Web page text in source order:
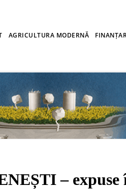
AGRICULTURA MODERNĂ
– expuse